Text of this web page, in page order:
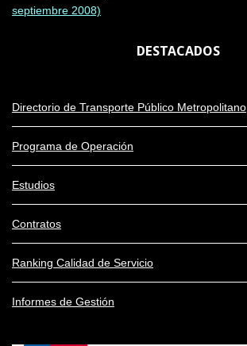
septiembre 2008)
DESTACADOS
Directorio de Transporte Público Metropolitano
Programa de Operación
Estudios
Contratos
Ranking Calidad de Servicio
Informes de Gestión